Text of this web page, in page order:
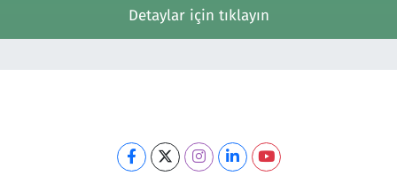
Detaylar için tıklayın